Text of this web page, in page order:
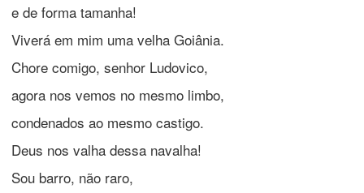
e de forma tamanha!
Viverá em mim uma velha Goiânia.
Chore comigo, senhor Ludovico,
agora nos vemos no mesmo limbo,
condenados ao mesmo castigo.
Deus nos valha dessa navalha!
Sou barro, não raro,